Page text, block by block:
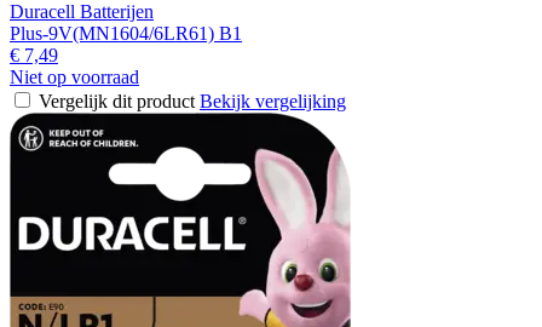
Duracell Batterijen
Plus-9V(MN1604/6LR61) B1
€ 7,49
Niet op voorraad
Vergelijk dit product Bekijk vergelijking